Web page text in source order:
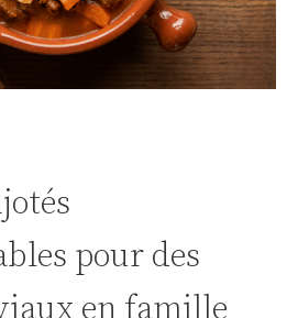
pour des
en famille